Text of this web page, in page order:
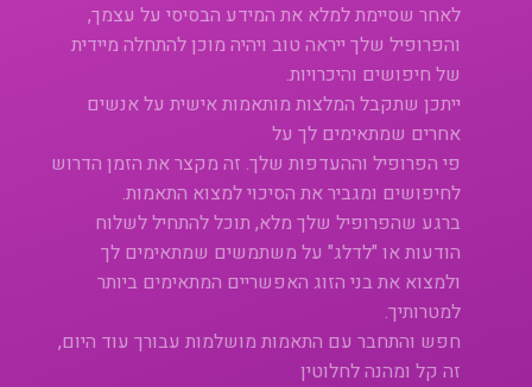
לאחר שסיימת למלא את המידע הבסיסי על עצמך,
והפרופיל שלך ייראה טוב ויהיה מוכן להתחלה מיידית
של חיפושים והיכרויות.
ייתכן שתקבל המלצות מותאמות אישית על אנשים
אחרים שמתאימים לך על
פי הפרופיל וההעדפות שלך. זה מקצר את הזמן הדרוש
לחיפושים ומגביר את הסיכוי למצוא התאמות.
ברגע שהפרופיל שלך מלא, תוכל להתחיל לשלוח
הודעות או "לדלג" על משתמשים שמתאימים לך
ולמצוא את בני הזוג האפשריים המתאימים ביותר
למטרותיך.
חפש והתחבר עם התאמות מושלמות עבורך עוד היום,
זה קל ומהנה לחלוטין